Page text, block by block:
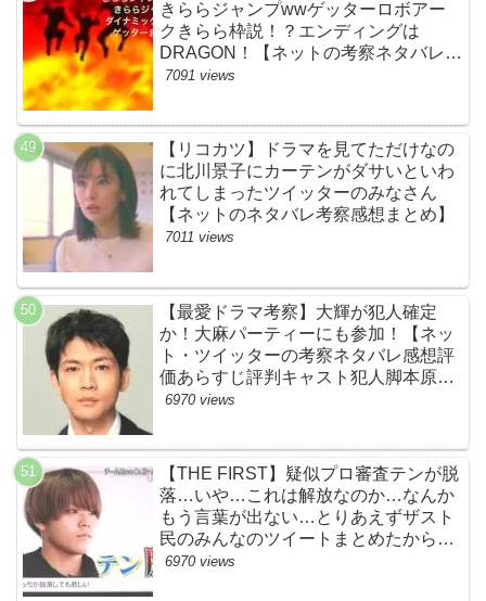
きららジャンプwwゲッターロボアー
クきらら枠説！？エンディングは
DRAGON！【ネットの考察ネタバレ感
想まとめ・第１話】
7091 views
【リコカツ】ドラマを見てただけなの
に北川景子にカーテンがダサいといわ
れてしまったツイッターのみなさん
【ネットのネタバレ考察感想まとめ】
7011 views
【最愛ドラマ考察】大輝が犯人確定
か！大麻パーティーにも参加！【ネッ
ト・ツイッターの考察ネタバレ感想評
価あらすじ評判キャスト犯人脚本原作
黒幕伏線まとめ・大ちゃん・梨央・加
6970 views
【THE FIRST】疑似プロ審査テンが脱
落…いや…これは解放なのか…なんか
もう言葉が出ない…とりあえずザスト
民のみんなのツイートまとめたから見
て…【ザファースト・ネットのネタバ
6970 views